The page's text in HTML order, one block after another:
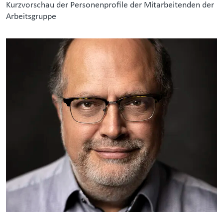
Kurzvorschau der Personenprofile der Mitarbeitenden der
Arbeitsgruppe